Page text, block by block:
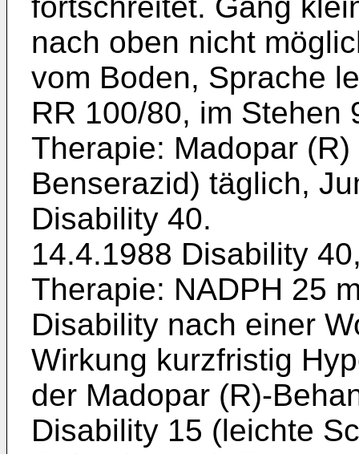
nach oben nicht
vom Boden, Sprache
RR 100/80, im Stehen
Therapie: Madopar
Benserazid) täglich,
Disability 40.
14.4.1988 Disability
Therapie: NADPH 25
Disability nach einer
Wirkung kurz­fristig
der Madopar (R)-
Disability 15 (leichte